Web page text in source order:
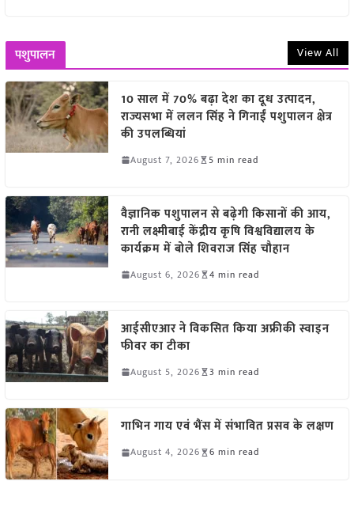
पशुपालन View All
10 साल में 70% बढ़ा देश का दूध उत्पादन,
राज्यसभा में ललन सिंह ने गिनाईं पशुपालन क्षेत्र
की उपलब्धियां
August 7, 2026 5 min read
वैज्ञानिक पशुपालन से बढ़ेगी किसानों की आय,
रानी लक्ष्मीबाई केंद्रीय कृषि विश्वविद्यालय के
कार्यक्रम में बोले शिवराज सिंह चौहान
August 6, 2026 4 min read
आईसीएआर ने विकसित किया अफ्रीकी स्वाइन
फीवर का टीका
August 5, 2026 3 min read
गाभिन गाय एवं भैंस में संभावित प्रसव के लक्षण
August 4, 2026 6 min read